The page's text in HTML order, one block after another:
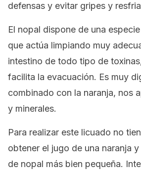
defensas y evitar gripes y
El nopal dispone de una
que actúa limpiando muy
intestino de todo tipo de
facilita la evacuación. Es muy
combinado con la naranja, nos
y minerales.
Para realizar este licuado no
obtener el jugo de una naranja
de nopal más bien pequeña.